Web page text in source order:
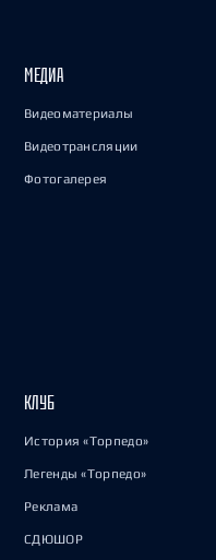
МЕДИА
Видеоматериалы
Видеотрансляции
Фотогалерея
КЛУБ
История «Торпедо»
Легенды «Торпедо»
Реклама
СДЮШОР